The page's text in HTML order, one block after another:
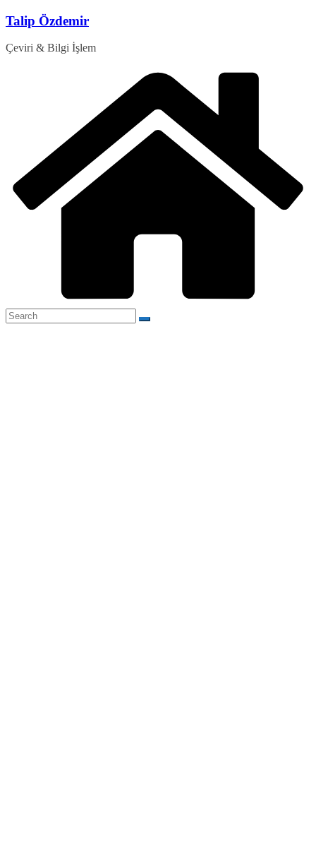
Skip
content
Talip Özdemir
Çeviri & Bilgi İşlem